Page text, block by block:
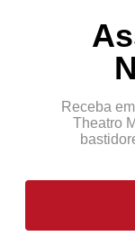
Receba
Theatro